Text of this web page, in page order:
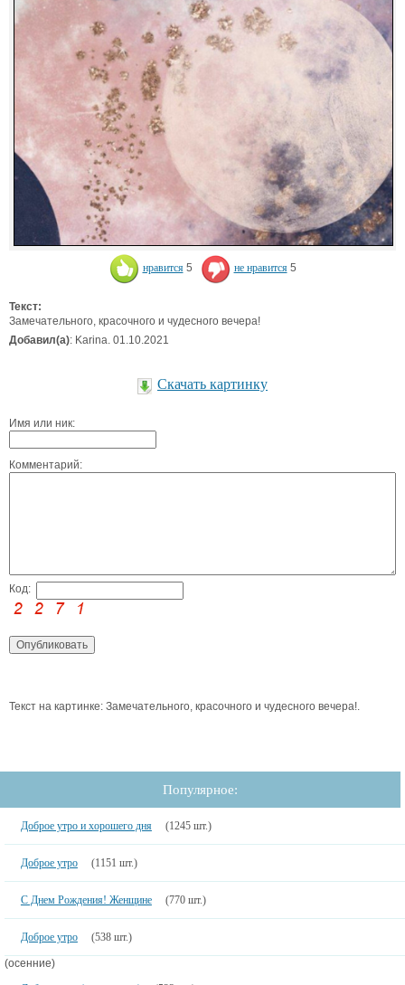
нравится 5 не нравится 5
Текст:
Замечательного, красочного и чудесного вечера!
Добавил(а): Karina. 01.10.2021
Скачать картинку
Имя или ник:
Комментарий:
Код:
Текст на картинке: Замечательного, красочного и чудесного вечера!.
Популярное:
Доброе утро и хорошего дня (1245 шт.)
Доброе утро (1151 шт.)
С Днем Рождения! Женщине (770 шт.)
Доброе утро (538 шт.)
(осенние)